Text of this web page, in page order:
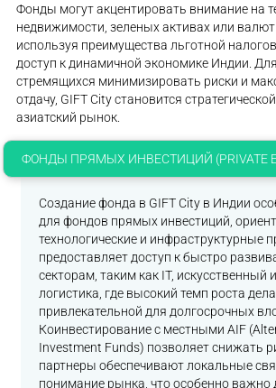
Фонды могут акцентировать внимание на
недвижимости, зеленых активах или
используя преимущества льготной
доступ к динамичной экономике Индии.
стремящихся минимизировать риски и
отдачу, GIFT City становится
азиатский рынок.
ФОНДЫ ПРЯМЫХ ИНВЕСТИЦИЙ (PRIVATE
Создание фонда в GIFT City в Индии
для фондов прямых инвестиций,
технологические и инфраструктурные
предоставляет доступ к быстро
секторам, таким как IT, искусственный
логистика, где высокий темп роста
привлекательной для долгосрочных
Коинвестирование с местными AIF
Investment Funds) позволяет снижать
партнеры обеспечивают локальные
понимание рынка, что особенно важно